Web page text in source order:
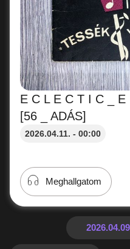
E C L E C T I C _
[56 _ ADÁS]
2026.04.11. - 00:00
Meghallgatom